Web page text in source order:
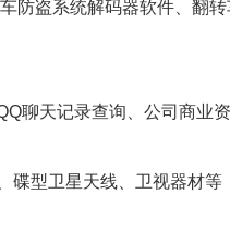
防盗系统解码器软件、翻
聊天记录查询、公司商业资
碟型卫星天线、卫视器材等